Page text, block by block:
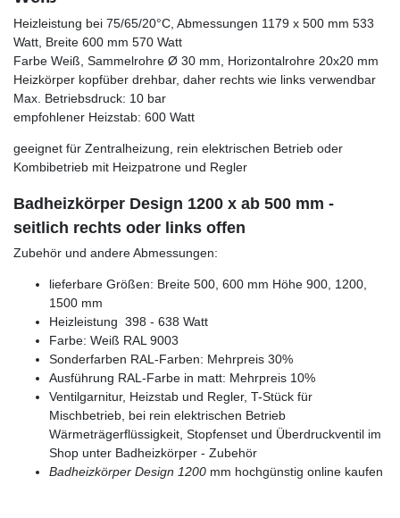
Heizleistung bei 75/65/20°C, Abmessungen 1179 x 500 mm 533
Watt, Breite 600 mm 570 Watt
Farbe Weiß, Sammelrohre Ø 30 mm, Horizontalrohre 20x20 mm
Heizkörper kopfüber drehbar, daher rechts wie links verwendbar
Max. Betriebsdruck: 10 bar
empfohlener Heizstab: 600 Watt
geeignet für Zentralheizung, rein elektrischen Betrieb oder
Kombibetrieb mit Heizpatrone und Regler
Badheizkörper Design 1200 x ab 500 mm -
seitlich rechts oder links offen
Zubehör und andere Abmessungen:
lieferbare Größen: Breite 500, 600 mm Höhe 900, 1200,
1500 mm
Heizleistung 398 - 638 Watt
Farbe: Weiß RAL 9003
Sonderfarben RAL-Farben: Mehrpreis 30%
Ausführung RAL-Farbe in matt: Mehrpreis 10%
Ventilgarnitur, Heizstab und Regler, T-Stück für
Mischbetrieb, bei rein elektrischen Betrieb
Wärmeträgerflüssigkeit, Stopfenset und Überdruckventil im
Shop unter Badheizkörper - Zubehör
Badheizkörper Design 1200 mm hochgünstig online kaufen